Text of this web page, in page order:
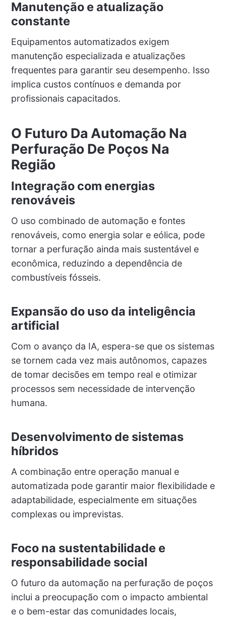
Manutenção e atualização
constante
Equipamentos automatizados exigem
manutenção especializada e atualizações
frequentes para garantir seu desempenho. Isso
implica custos contínuos e demanda por
profissionais capacitados.
O Futuro Da Automação Na
Perfuração De Poços Na
Região
Integração com energias
renováveis
O uso combinado de automação e fontes
renováveis, como energia solar e eólica, pode
tornar a perfuração ainda mais sustentável e
econômica, reduzindo a dependência de
combustíveis fósseis.
Expansão do uso da inteligência
artificial
Com o avanço da IA, espera-se que os sistemas
se tornem cada vez mais autônomos, capazes
de tomar decisões em tempo real e otimizar
processos sem necessidade de intervenção
humana.
Desenvolvimento de sistemas
híbridos
A combinação entre operação manual e
automatizada pode garantir maior flexibilidade e
adaptabilidade, especialmente em situações
complexas ou imprevistas.
Foco na sustentabilidade e
responsabilidade social
O futuro da automação na perfuração de poços
inclui a preocupação com o impacto ambiental
e o bem-estar das comunidades locais,